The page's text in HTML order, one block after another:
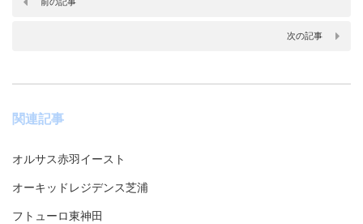
次の記事
関連記事
オルサス赤羽イースト
オーキッドレジデンス芝浦
フトューロ東神田